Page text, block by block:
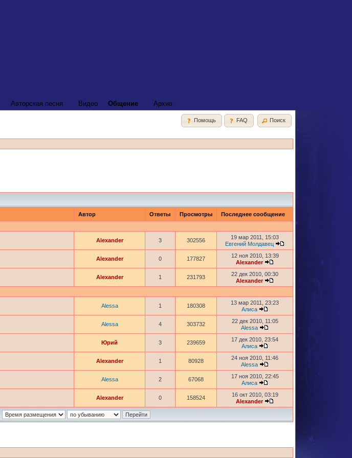
Авторская песня Видео Общение Архив
Помощь FAQ
Поиск
Автор Ответы Просмотры Последнее сообщение
Alexander 3 302556
19 мар 2011, 15:03
Евгений Молдавец
Alexander 0 177827
12 ноя 2010, 13:39
Alexander
Alexander 1 231793
22 дек 2010, 00:30
Alexander
Alessa 1 180308
13 мар 2011, 23:23
Алиса
Alessa 4 303732
22 дек 2010, 11:05
Alessa
Юрий 3 239659
17 дек 2010, 23:54
Алиса
Alexander 1 80928
24 ноя 2010, 11:46
Alessa
Alessa 2 67068
17 ноя 2010, 22:45
Алиса
Alexander 0 158524
16 окт 2010, 03:19
Alexander